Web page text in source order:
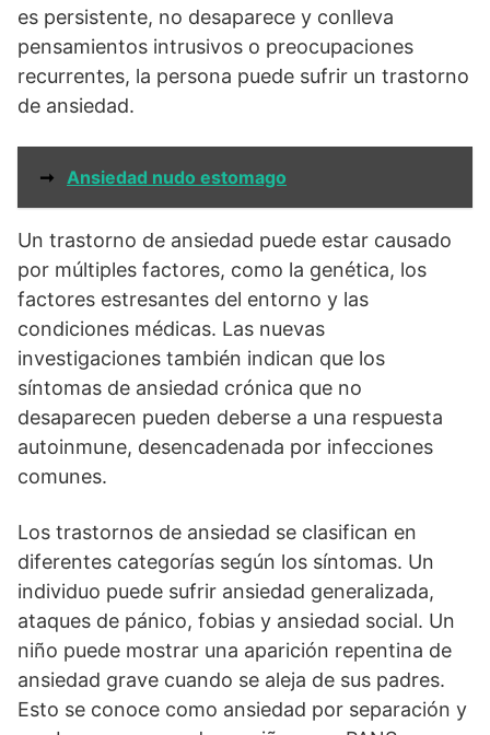
es persistente, no desaparece y conlleva
pensamientos intrusivos o preocupaciones
recurrentes, la persona puede sufrir un trastorno
de ansiedad.
➞ Ansiedad nudo estomago
Un trastorno de ansiedad puede estar causado
por múltiples factores, como la genética, los
factores estresantes del entorno y las
condiciones médicas. Las nuevas
investigaciones también indican que los
síntomas de ansiedad crónica que no
desaparecen pueden deberse a una respuesta
autoinmune, desencadenada por infecciones
comunes.
Los trastornos de ansiedad se clasifican en
diferentes categorías según los síntomas. Un
individuo puede sufrir ansiedad generalizada,
ataques de pánico, fobias y ansiedad social. Un
niño puede mostrar una aparición repentina de
ansiedad grave cuando se aleja de sus padres.
Esto se conoce como ansiedad por separación y